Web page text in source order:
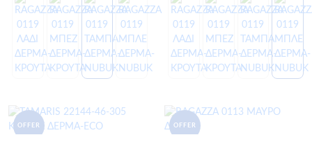
OFFER OFFER